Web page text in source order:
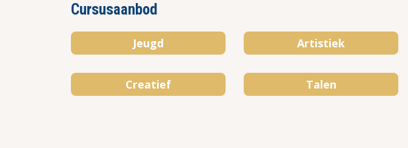
Cursusaanbod
Jeugd Artistiek
Creatief Talen